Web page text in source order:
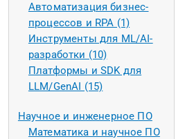
Автоматизация бизнес-
процессов и RPA (1)
Инструменты для ML/AI-
разработки (10)
Платформы и SDK для
LLM/GenAI (15)
Научное и инженерное ПО
Математика и научное ПО